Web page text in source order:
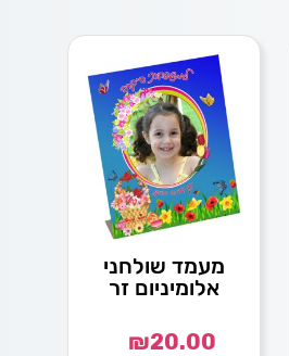
מעמד שולחני
אלומיניום זר
₪20.00